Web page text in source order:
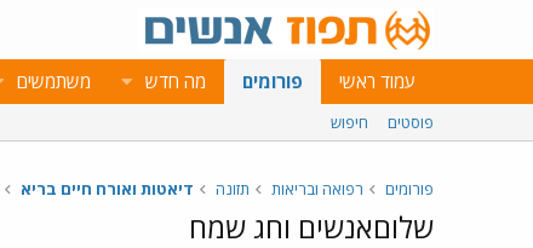
עמוד ראשי פורומים מה חדש משתמשים
פוסטים חיפוש
פורומים רפואה ובריאות תזונה דיאטות ואורח חיים בריא
שלוםאנשים וחג שמח